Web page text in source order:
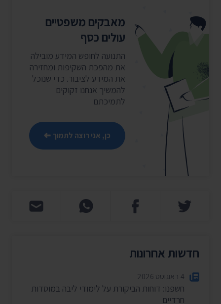
מאבקים משפטיים
עולים כסף
התנועה לחופש המידע מובילה
את מהפכת השקיפות ומחזירה
את המידע לציבור. כדי שנוכל
להמשיך אנחנו זקוקים
לתמיכתם
כן, אני רוצה לתמוך
חדשות אחרונות
4 באוגוסט 2026
חשפנו: דוחות הביקורת על לימודי ליבה במוסדות
חרדיים